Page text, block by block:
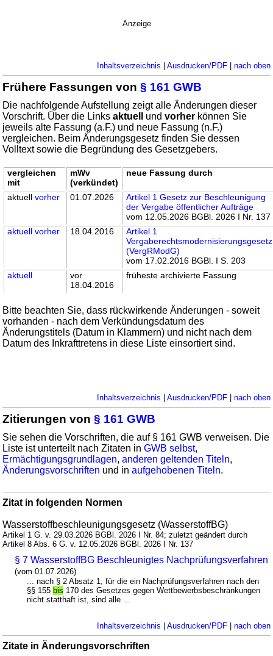
Anzeige
Inhaltsverzeichnis | Ausdrucken/PDF| nach oben
Frühere Fassungen von§ 161 GWB
Die nachfolgende Aufstellung zeigt alle Änderungen dieser
Vorschrift. Über die Linksaktuell undvorher können Sie
jeweils alte Fassung (a.F.) und neue Fassung (n.F.)
vergleichen. Beim Änderungsgesetz finden Sie dessen
Volltext sowie die Begründung des Gesetzgebers.
vergleichen
mit
mWv
(verkündet)
neue Fassung durch
aktuellvorher 01.07.2026
Artikel 1 Gesetz zur Beschleunigung
der Vergabe öffentlicher Aufträge
vom 12.05.2026 BGBl. 2026 I Nr. 137
aktuell vorher 18.04.2016
Artikel 1
Vergaberechtsmodernisierungsgesetz
(VergRModG)
vom 17.02.2016 BGBl. I S. 203
aktuell
vor
18.04.2016
früheste archivierte Fassung
Bitte beachten Sie, dass rückwirkende Änderungen - soweit
vorhanden - nach dem Verkündungsdatum des
Änderungstitels (Datum in Klammern) und nicht nach dem
Datum des Inkrafttretens in diese Liste einsortiert sind.
Inhaltsverzeichnis | Ausdrucken/PDF| nach oben
Zitierungen von§ 161 GWB
Sie sehen die Vorschriften, die auf § 161 GWB verweisen. Die
Liste ist unterteilt nach Zitaten inGWB selbst,
Ermächtigungsgrundlagen,anderen geltenden Titeln,
Änderungsvorschriften und inaufgehobenen Titeln.
Zitat in folgenden Normen
Wasserstoffbeschleunigungsgesetz (WasserstoffBG)
Artikel 1 G. v. 29.03.2026 BGBl. 2026 I Nr. 84; zuletzt geändert durch
Artikel 8 Abs. 6 G. v. 12.05.2026 BGBl. 2026 I Nr. 137
§ 7 WasserstoffBG Beschleunigtes Nachprüfungsverfahren
(vom 01.07.2026)
... nach § 2 Absatz 1, für die ein Nachprüfungsverfahren nach den
§§ 155bis 170 des Gesetzes gegen Wettbewerbsbeschränkungen
nicht statthaft ist, sind alle ...
Inhaltsverzeichnis | Ausdrucken/PDF| nach oben
Zitate in Änderungsvorschriften